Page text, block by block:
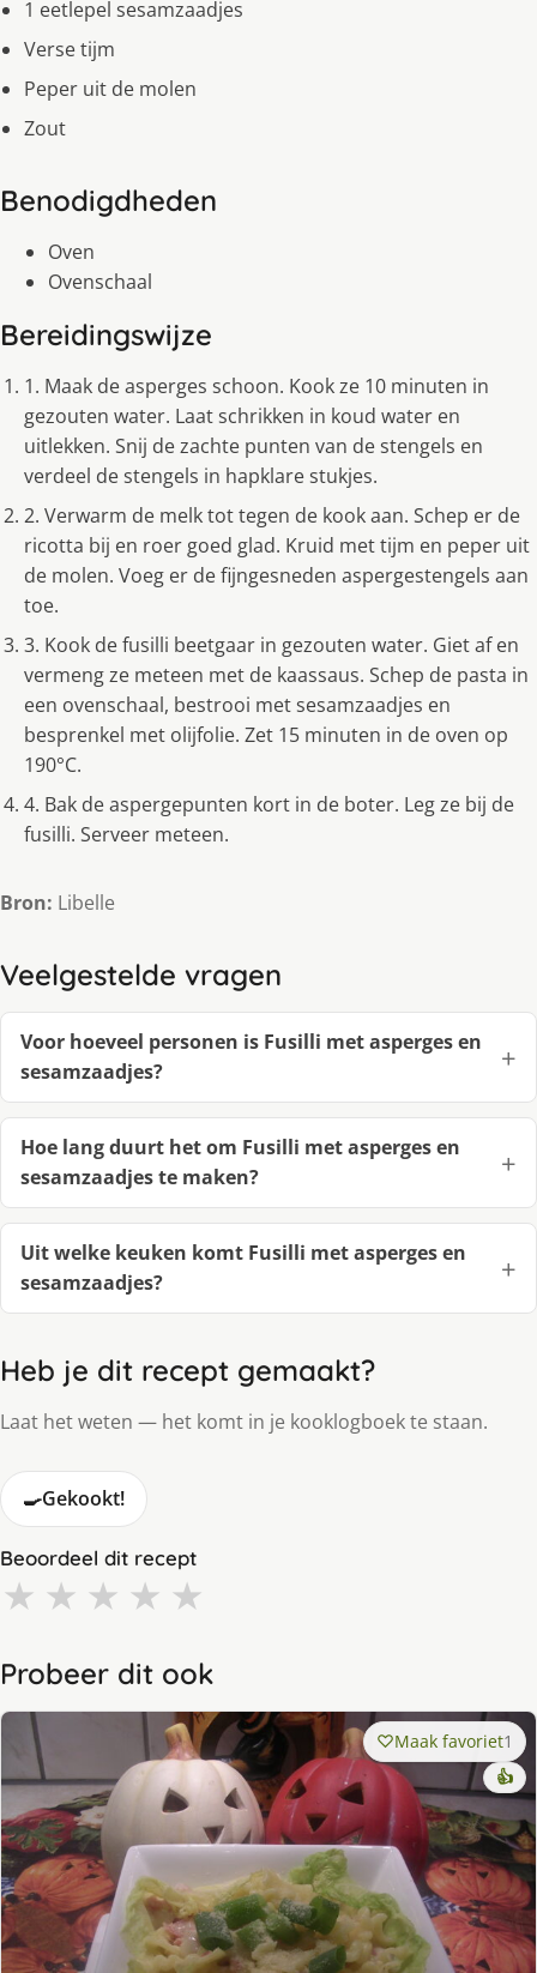
1 eetlepel sesamzaadjes
Verse tijm
Peper uit de molen
Zout
Benodigdheden
Oven
Ovenschaal
Bereidingswijze
1. Maak de asperges schoon. Kook ze 10 minuten in
gezouten water. Laat schrikken in koud water en
uitlekken. Snij de zachte punten van de stengels en
verdeel de stengels in hapklare stukjes.
2. Verwarm de melk tot tegen de kook aan. Schep er de
ricotta bij en roer goed glad. Kruid met tijm en peper uit
de molen. Voeg er de fijngesneden aspergestengels aan
toe.
3. Kook de fusilli beetgaar in gezouten water. Giet af en
vermeng ze meteen met de kaassaus. Schep de pasta in
een ovenschaal, bestrooi met sesamzaadjes en
besprenkel met olijfolie. Zet 15 minuten in de oven op
190°C.
4. Bak de aspergepunten kort in de boter. Leg ze bij de
fusilli. Serveer meteen.
Bron: Libelle
Veelgestelde vragen
Voor hoeveel personen is Fusilli met asperges en
sesamzaadjes?
Hoe lang duurt het om Fusilli met asperges en
sesamzaadjes te maken?
Uit welke keuken komt Fusilli met asperges en
sesamzaadjes?
Heb je dit recept gemaakt?
Laat het weten — het komt in je kooklogboek te staan.
🍳Gekookt!
Beoordeel dit recept
★ ★ ★ ★ ★
Probeer dit ook
Maak favoriet1
👍